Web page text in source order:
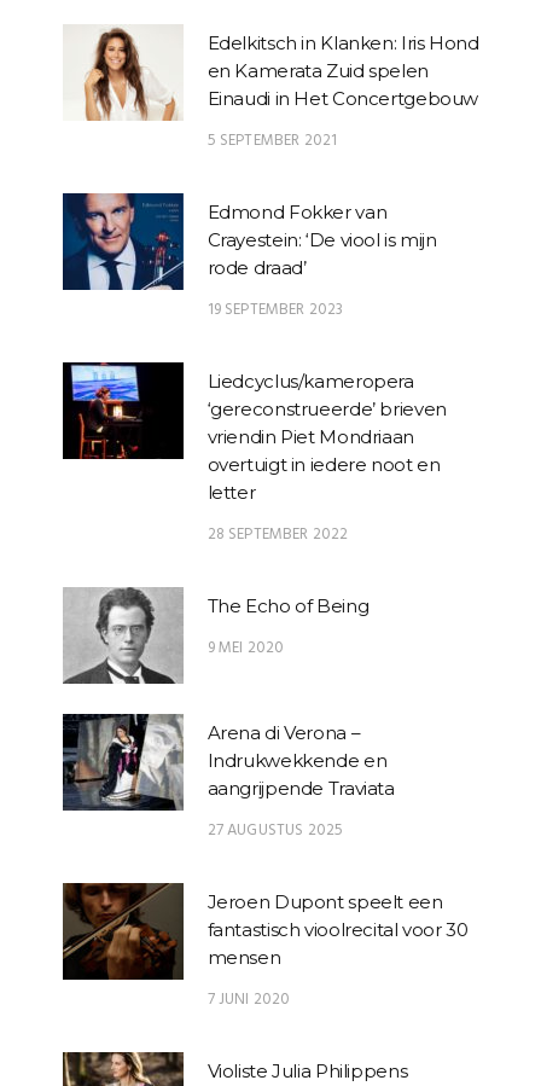
Edelkitsch in Klanken: Iris Hond
en Kamerata Zuid spelen
Einaudi in Het Concertgebouw
5 SEPTEMBER 2021
Edmond Fokker van
Crayestein: ‘De viool is mijn
rode draad’
19 SEPTEMBER 2023
Liedcyclus/kameropera
‘gereconstrueerde’ brieven
vriendin Piet Mondriaan
overtuigt in iedere noot en
letter
28 SEPTEMBER 2022
The Echo of Being
9 MEI 2020
Arena di Verona –
Indrukwekkende en
aangrijpende Traviata
27 AUGUSTUS 2025
Jeroen Dupont speelt een
fantastisch vioolrecital voor 30
mensen
7 JUNI 2020
Violiste Julia Philippens